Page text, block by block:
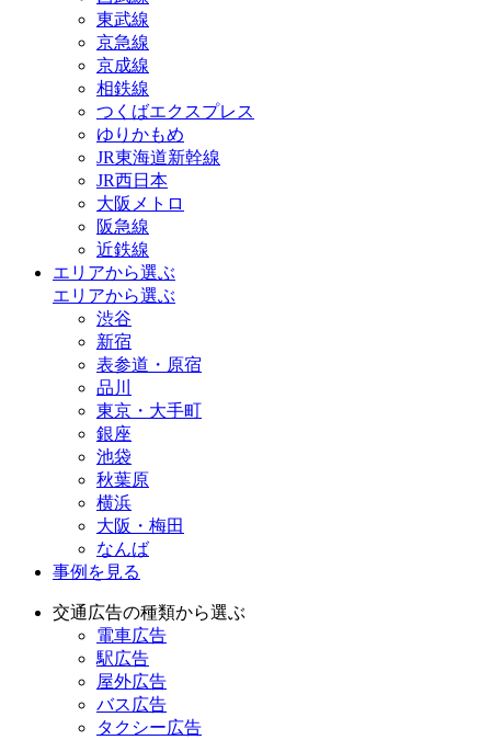
東武線
京急線
京成線
相鉄線
つくばエクスプレス
ゆりかもめ
JR東海道新幹線
JR西日本
大阪メトロ
阪急線
近鉄線
エリアから選ぶ
エリアから選ぶ
渋谷
新宿
表参道・原宿
品川
東京・大手町
銀座
池袋
秋葉原
横浜
大阪・梅田
なんば
事例を見る
交通広告の種類から選ぶ
電車広告
駅広告
屋外広告
バス広告
タクシー広告